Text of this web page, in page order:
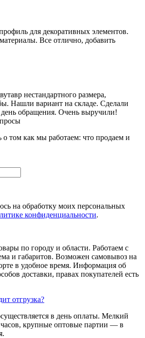
для декоративных элементов.
Все отлично, добавить
нестандартного размера,
Нашли вариант на складе. Сделали
обращения. Очень выручили!
о том как мы работаем: что продаем и
на обработку моих персональных
конфиденциальности.
по городу и области. Работаем с
и габаритов. Возможен самовывоз на
в удобное время. Информация об
доставки, правах покупателей есть
отгрузка?
в день оплаты. Мелкий
крупные оптовые партии — в